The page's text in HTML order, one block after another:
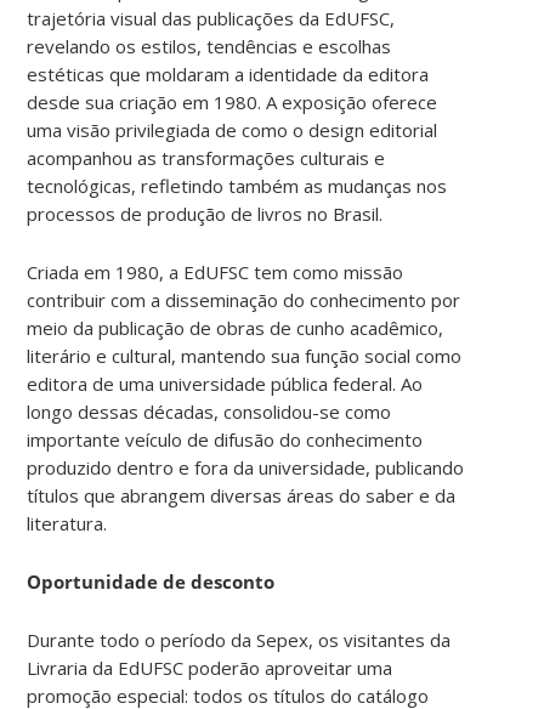
trajetória visual das publicações da EdUFSC,
revelando os estilos, tendências e escolhas
estéticas que moldaram a identidade da editora
desde sua criação em 1980. A exposição oferece
uma visão privilegiada de como o design editorial
acompanhou as transformações culturais e
tecnológicas, refletindo também as mudanças nos
processos de produção de livros no Brasil.
Criada em 1980, a EdUFSC tem como missão
contribuir com a disseminação do conhecimento por
meio da publicação de obras de cunho acadêmico,
literário e cultural, mantendo sua função social como
editora de uma universidade pública federal. Ao
longo dessas décadas, consolidou-se como
importante veículo de difusão do conhecimento
produzido dentro e fora da universidade, publicando
títulos que abrangem diversas áreas do saber e da
literatura.
Oportunidade de desconto
Durante todo o período da Sepex, os visitantes da
Livraria da EdUFSC poderão aproveitar uma
promoção especial: todos os títulos do catálogo